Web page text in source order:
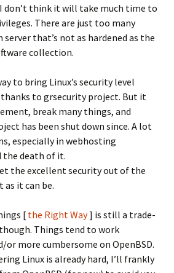
don’t think it will take much time to
There are just too many
server that’s not as hardened as the
collection.
to bring Linux’s security level
thanks to grsecurity project. But it
break many things, and
has been shut down since. A lot
especially in webhosting
the death of it.
the excellent security out of the
as it can be.
[ the Right Way] is still a trade-
Things tend to work
or more cumbersome on OpenBSD.
Linux is already hard, I’ll frankly